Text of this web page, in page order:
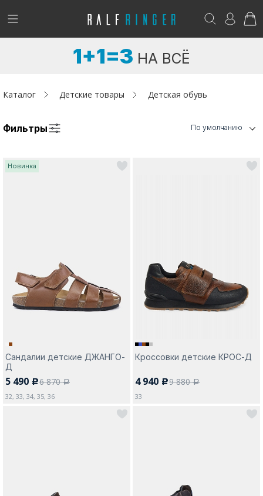
!
Женщинам
Возникли вопросы? - club@ralf.ru
1+1=3 НА ВСЁ
Каталог Детские товары Детская обувь
Фильтры По умолчанию
Новинка
Сандалии детские ДЖАНГО-
Д
5 490 c6 870a
32, 33, 34, 35, 36
Кроссовки детские КРОС-Д
4 940 c9 880a
33